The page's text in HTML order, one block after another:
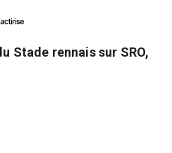
Stade rennais sur SRO,